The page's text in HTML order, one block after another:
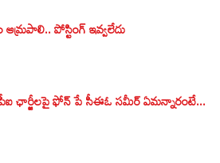
పోస్టింగ్ ఇవ్వలేదు
ఛార్జీలపై ఫోన్ పే సీఈఓ సమీర్ ఏమన్నారంటే...